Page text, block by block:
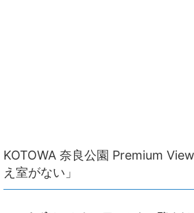
KOTOWA 奈良公園 Premium
え室がない」